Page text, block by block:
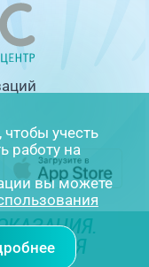
учесть
работу на
вы можете